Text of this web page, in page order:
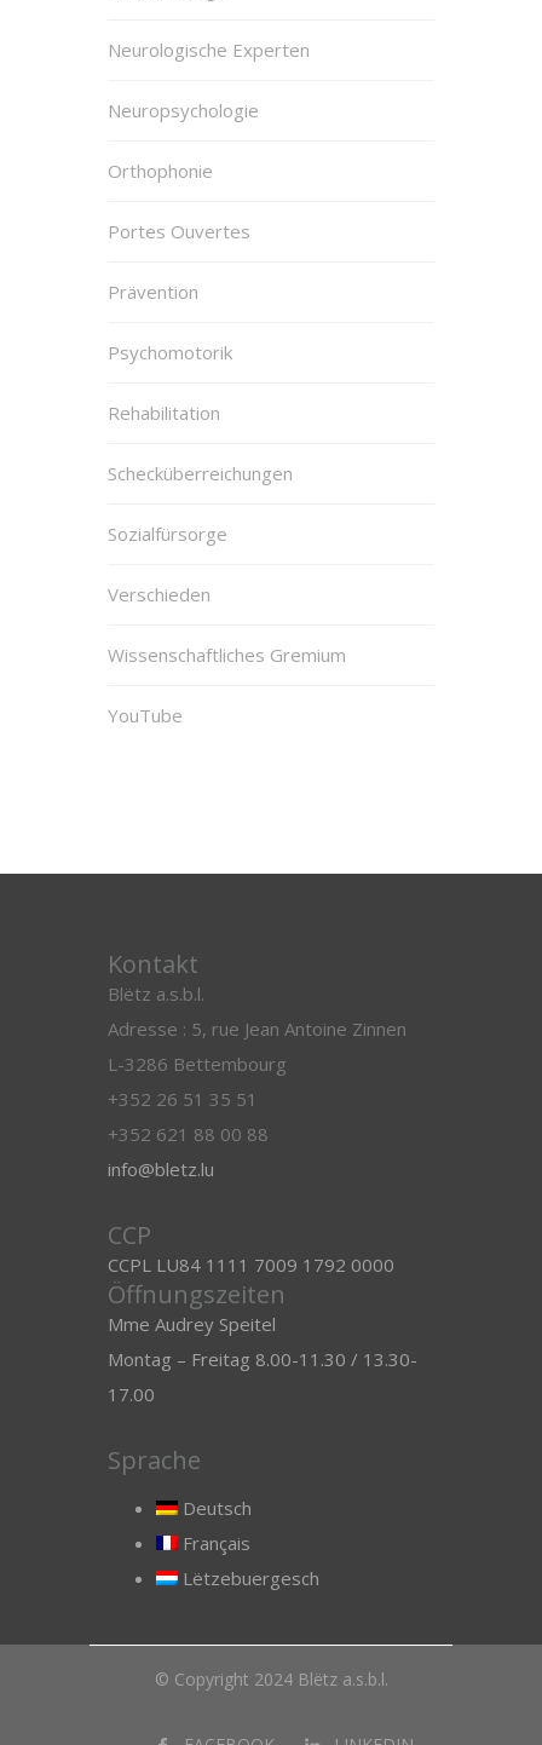
Neurologische Experten
Neuropsychologie
Orthophonie
Portes Ouvertes
Prävention
Psychomotorik
Rehabilitation
Schecküberreichungen
Sozialfürsorge
Verschieden
Wissenschaftliches Gremium
YouTube
Kontakt
Blëtz a.s.b.l.
Adresse : 5, rue Jean Antoine Zinnen
L-3286 Bettembourg
+352 26 51 35 51
+352 621 88 00 88
info@bletz.lu
CCP
CCPL LU84 1111 7009 1792 0000
Öffnungszeiten
Mme Audrey Speitel
Montag – Freitag 8.00-11.30 / 13.30-
17.00
Sprache
Deutsch
Français
Lëtzebuergesch
© Copyright 2024 Blëtz a.s.b.l.